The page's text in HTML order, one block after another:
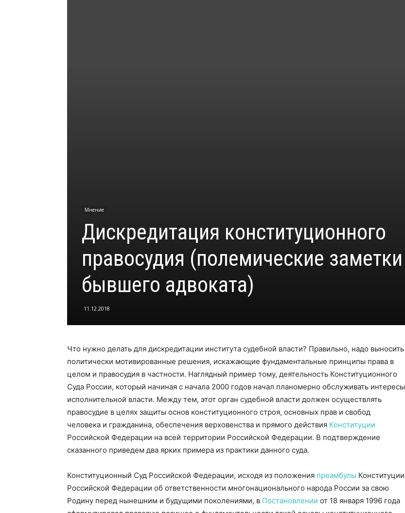
Мнение
Дискредитация конституционного
правосудия (полемические заметки
бывшего адвоката)
11.12.2018
Что нужно делать для дискредитации института судебной власти? Правильно, надо выносить
политически мотивированные решения, искажающие фундаментальные принципы права в
целом и правосудия в частности. Наглядный пример тому, деятельность Конституционного
Суда России, который начиная с начала 2000 годов начал планомерно обслуживать интересы
исполнительной власти. Между тем, этот орган судебной власти должен осуществлять
правосудие в целях защиты основ конституционного строя, основных прав и свобод
человека и гражданина, обеспечения верховенства и прямого действия Конституции
Российской Федерации на всей территории Российской Федерации. В подтверждение
сказанного приведем два ярких примера из практики данного суда.
Конституционный Суд Российской Федерации, исходя из положения преамбулы Конституции
Российской Федерации об ответственности многонационального народа России за свою
Родину перед нынешним и будущими поколениями, в Постановлении от 18 января 1996 года